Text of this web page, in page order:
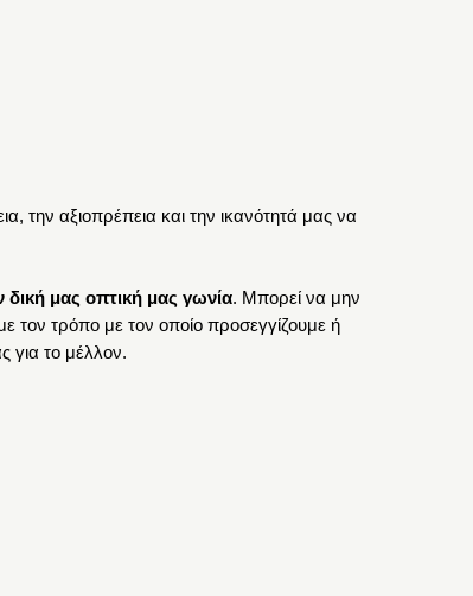
την αξιοπρέπεια και την ικανότητά μας να
δική μας οπτική μας γωνία. Μπορεί να μην
τον τρόπο με τον οποίο προσεγγίζουμε ή
για το μέλλον.